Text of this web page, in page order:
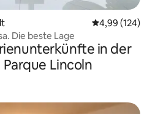
4,99 (124)
Die beste Lage
in der
Lincoln